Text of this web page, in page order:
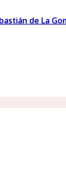
de La